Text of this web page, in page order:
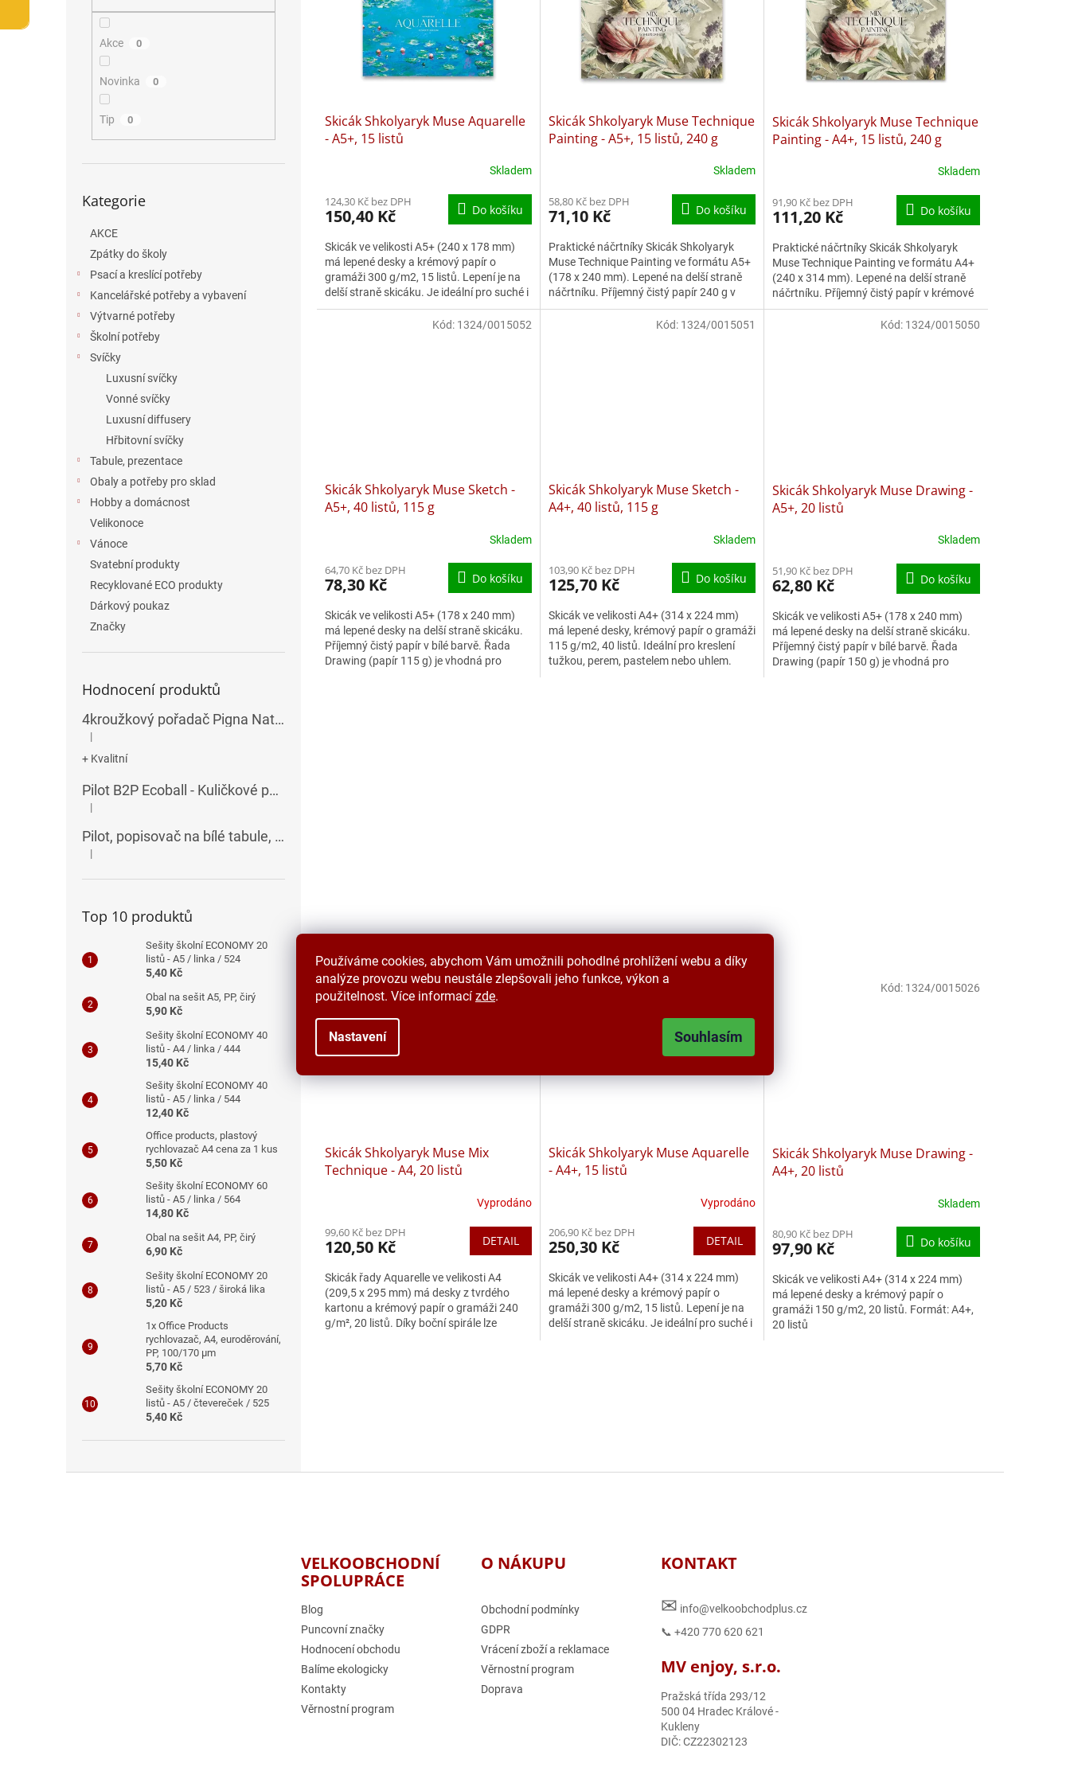
Používáme cookies, abychom Vám umožnili pohodlné prohlížení webu a díky
analýze provozu webu neustále zlepšovali jeho funkce, výkon a
použitelnost. Více informací zde.
Nastavení Souhlasím
Akce 0
Novinka 0
Tip 0
kategorie
Kategorie
AKCE
Zpátky do školy
Psací a kreslící potřeby
Kancelářské potřeby a vybavení
Výtvarné potřeby
Školní potřeby
Svíčky
Luxusní svíčky
Vonné svíčky
Luxusní diffusery
Hřbitovní svíčky
Tabule, prezentace
Obaly a potřeby pro sklad
Hobby a domácnost
Velikonoce
Vánoce
Svatební produkty
Recyklované ECO produkty
Dárkový poukaz
Značky
Hodnocení produktů
4kroužkový pořadač Pigna Nature Flowers - A4, 35 mm, mix motivů
Hodnocení produktu je 5 z 5 hvězdiček.
|
+ Kvalitní
Pilot B2P Ecoball - Kuličkové pero
Hodnocení produktu je 5 z 5 hvězdiček.
|
Pilot, popisovač na bílé tabule, seříznutý hrot, V-Board Master Chisel
Hodnocení produktu je 5 z 5 hvězdiček.
|
Top 10 produktů
Sešity školní ECONOMY 20
listů - A5 / linka / 524
5,40 Kč
Obal na sešit A5, PP, čirý
5,90 Kč
Sešity školní ECONOMY 40
listů - A4 / linka / 444
15,40 Kč
Sešity školní ECONOMY 40
listů - A5 / linka / 544
12,40 Kč
Office products, plastový
rychlovazač A4 cena za 1 kus
5,50 Kč
Sešity školní ECONOMY 60
listů - A5 / linka / 564
14,80 Kč
Obal na sešit A4, PP, čirý
6,90 Kč
Sešity školní ECONOMY 20
listů - A5 / 523 / široká lika
5,20 Kč
1x Office Products
rychlovazač, A4, euroděrování,
PP, 100/170 μm
5,70 Kč
Sešity školní ECONOMY 20
listů - A5 / čtevereček / 525
5,40 Kč
Skicák Shkolyaryk Muse Aquarelle
- A5+, 15 listů
Skladem
124,30 Kč bez DPH
150,40 Kč Do košíku
Skicák ve velikosti A5+ (240 x 178 mm)
má lepené desky a krémový papír o
gramáži 300 g/m2, 15 listů. Lepení je na
delší straně skicáku. Je ideální pro suché i
mokré techniky....
Skicák Shkolyaryk Muse Technique
Painting - A5+, 15 listů, 240 g
Skladem
58,80 Kč bez DPH
71,10 Kč Do košíku
Praktické náčrtníky Skicák Shkolyaryk
Muse Technique Painting ve formátu A5+
(178 x 240 mm). Lepené na delší straně
náčrtníku. Příjemný čistý papír 240 g v
krémové nebo bílé...
Skicák Shkolyaryk Muse Technique
Painting - A4+, 15 listů, 240 g
Skladem
91,90 Kč bez DPH
111,20 Kč Do košíku
Praktické náčrtníky Skicák Shkolyaryk
Muse Technique Painting ve formátu A4+
(240 x 314 mm). Lepené na delší straně
náčrtníku. Příjemný čistý papír v krémové
nebo bílé barvě....
Skicák Shkolyaryk Muse Sketch -
A5+, 40 listů, 115 g
Skladem
64,70 Kč bez DPH
78,30 Kč Do košíku
Skicák ve velikosti A5+ (178 x 240 mm)
má lepené desky na delší straně skicáku.
Příjemný čistý papír v bílé barvě. Řada
Drawing (papír 115 g) je vhodná pro
Kód: 1324/0015052
Skicák Shkolyaryk Muse Sketch -
A4+, 40 listů, 115 g
Skladem
103,90 Kč bez DPH
125,70 Kč Do košíku
Skicák ve velikosti A4+ (314 x 224 mm)
má lepené desky, krémový papír o gramáži
115 g/m2, 40 listů. Ideální pro kreslení
tužkou, perem, pastelem nebo uhlem.
Kód: 1324/0015051
Skicák Shkolyaryk Muse Drawing -
A5+, 20 listů
Skladem
51,90 Kč bez DPH
62,80 Kč Do košíku
Skicák ve velikosti A5+ (178 x 240 mm)
má lepené desky na delší straně skicáku.
Příjemný čistý papír v bílé barvě. Řada
Drawing (papír 150 g) je vhodná pro
Kód: 1324/0015050
Skicák Shkolyaryk Muse Mix
Technique - A4, 20 listů
Vyprodáno
99,60 Kč bez DPH
120,50 Kč DETAIL
Skicák řady Aquarelle ve velikosti A4
(209,5 x 295 mm) má desky z tvrdého
kartonu a krémový papír o gramáži 240
g/m², 20 listů. Díky boční spirále lze
1324/0015056
Skicák Shkolyaryk Muse Aquarelle
- A4+, 15 listů
Vyprodáno
206,90 Kč bez DPH
250,30 Kč DETAIL
Skicák ve velikosti A4+ (314 x 224 mm)
má lepené desky a krémový papír o
gramáži 300 g/m2, 15 listů. Lepení je na
delší straně skicáku. Je ideální pro suché i
Skicák Shkolyaryk Muse Drawing -
A4+, 20 listů
Skladem
80,90 Kč bez DPH
97,90 Kč Do košíku
Skicák ve velikosti A4+ (314 x 224 mm)
má lepené desky a krémový papír o
gramáži 150 g/m2, 20 listů. Formát: A4+,
20 listů
Kód: 1324/0015026
í
VELKOOBCHODNÍ
SPOLUPRÁCE
Blog
Puncovní značky
Hodnocení obchodu
Balíme ekologicky
Kontakty
Věrnostní program
O NÁKUPU
Obchodní podmínky
GDPR
Vrácení zboží a reklamace
Věrnostní program
Doprava
KONTAKT
✉ info@velkoobchodplus.cz
📞 +420 770 620 621
MV enjoy, s.r.o.
Pražská třída 293/12
500 04 Hradec Králové -
Kukleny
DIČ: CZ22302123